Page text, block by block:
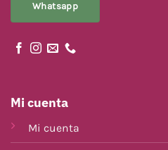
Whatsapp
Mi cuenta
Mi cuenta